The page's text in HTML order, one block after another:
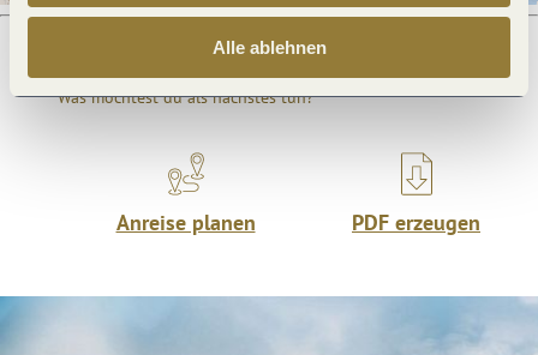
Alle ablehnen
Was möchtest du als nächstes tun?
Anreise planen PDF erzeugen